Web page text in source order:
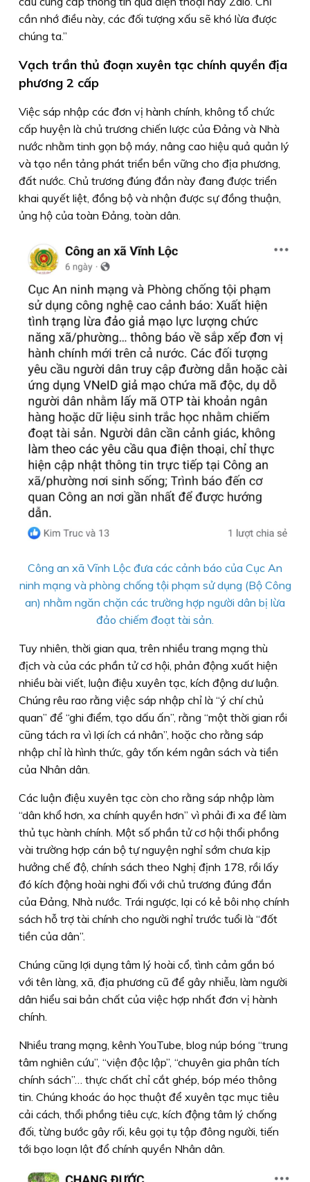
cần nhớ điều này, các đối tượng xấu sẽ khó lừa được
chúng ta.”
Vạch trần thủ đoạn xuyên tạc chính quyền địa
phương 2 cấp
Việc sáp nhập các đơn vị hành chính, không tổ chức
cấp huyện là chủ trương chiến lược của Đảng và Nhà
nước nhằm tinh gọn bộ máy, nâng cao hiệu quả quản lý
và tạo nền tảng phát triển bền vững cho địa phương,
đất nước. Chủ trương đúng đắn này đang được triển
khai quyết liệt, đồng bộ và nhận được sự đồng thuận,
ủng hộ của toàn Đảng, toàn dân.
Công an xã Vĩnh Lộc đưa các cảnh báo của Cục An
ninh mạng và phòng chống tội phạm sử dụng (Bộ Công
an) nhằm ngăn chặn các trường hợp người dân bị lừa
đảo chiếm đoạt tài sản.
Tuy nhiên, thời gian qua, trên nhiều trang mạng thù
địch và của các phần tử cơ hội, phản động xuất hiện
nhiều bài viết, luận điệu xuyên tạc, kích động dư luận.
Chúng rêu rao rằng việc sáp nhập chỉ là “ý chí chủ
quan” để “ghi điểm, tạo dấu ấn”, rằng “một thời gian rồi
cũng tách ra vì lợi ích cá nhân”, hoặc cho rằng sáp
nhập chỉ là hình thức, gây tốn kém ngân sách và tiền
của Nhân dân.
Các luận điệu xuyên tạc còn cho rằng sáp nhập làm
“dân khổ hơn, xa chính quyền hơn” vì phải đi xa để làm
thủ tục hành chính. Một số phần tử cơ hội thổi phồng
vài trường hợp cán bộ tự nguyện nghỉ sớm chưa kịp
hưởng chế độ, chính sách theo Nghị định 178, rồi lấy
đó kích động hoài nghi đối với chủ trương đúng đắn
của Đảng, Nhà nước. Trái ngược, lại có kẻ bôi nhọ chính
sách hỗ trợ tài chính cho người nghỉ trước tuổi là “đốt
tiền của dân”.
Chúng cũng lợi dụng tâm lý hoài cổ, tình cảm gắn bó
với tên làng, xã, địa phương cũ để gây nhiễu, làm người
dân hiểu sai bản chất của việc hợp nhất đơn vị hành
chính.
Nhiều trang mạng, kênh YouTube, blog núp bóng “trung
tâm nghiên cứu”, “viện độc lập”, “chuyên gia phân tích
chính sách”… thực chất chỉ cắt ghép, bóp méo thông
tin. Chúng khoác áo học thuật để xuyên tạc mục tiêu
cải cách, thổi phồng tiêu cực, kích động tâm lý chống
đối, từng bước gây rối, kêu gọi tụ tập đông người, tiến
tới bạo loạn lật đổ chính quyền Nhân dân.